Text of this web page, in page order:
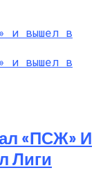
«ПСЖ» И
Лиги